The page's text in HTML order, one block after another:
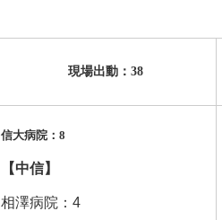
現場出動：38
信大病院：8
【中信】
相澤病院：4